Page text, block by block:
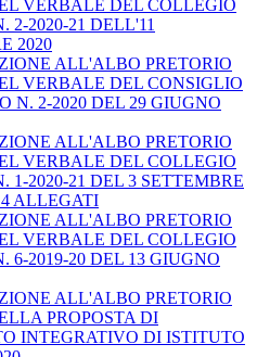
VERBALE DEL COLLEGIO
2-2020-21 DELL'11
2020
ALL'ALBO PRETORIO
VERBALE DEL CONSIGLIO
N. 2-2020 DEL 29 GIUGNO
ALL'ALBO PRETORIO
VERBALE DEL COLLEGIO
1-2020-21 DEL 3 SETTEMBRE
ALLEGATI
ALL'ALBO PRETORIO
VERBALE DEL COLLEGIO
6-2019-20 DEL 13 GIUGNO
ALL'ALBO PRETORIO
PROPOSTA DI
INTEGRATIVO DI ISTITUTO